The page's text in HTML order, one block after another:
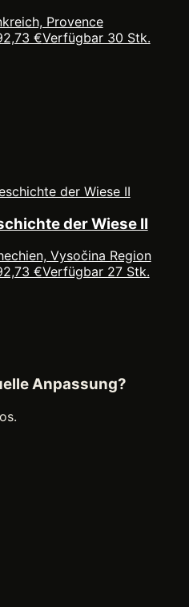
Provence
€Verfügbar 30 Stk.
der Wiese II
Vysočina Region
€Verfügbar 27 Stk.
Anpassung?